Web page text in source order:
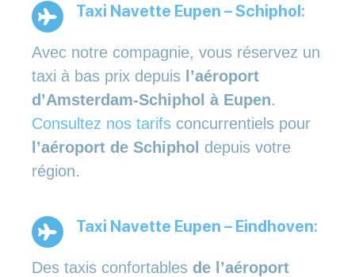
Taxi Navette Eupen – Schiphol:
Avec notre compagnie, vous réservez un
taxi à bas prix depuis l’aéroport
d’Amsterdam-Schiphol à Eupen.
Consultez nos tarifs concurrentiels pour
l’aéroport de Schiphol depuis votre
région.
Taxi Navette Eupen – Eindhoven:
Des taxis confortables de l’aéroport